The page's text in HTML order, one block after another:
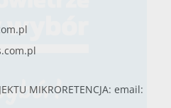
MIKRORETENCJA: email: